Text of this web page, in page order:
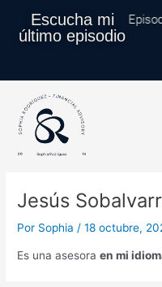
contenido
Escucha mi
último episodio
Jesús
Por Sophia /18 octubre,
Es una asesoraen mi
entradas